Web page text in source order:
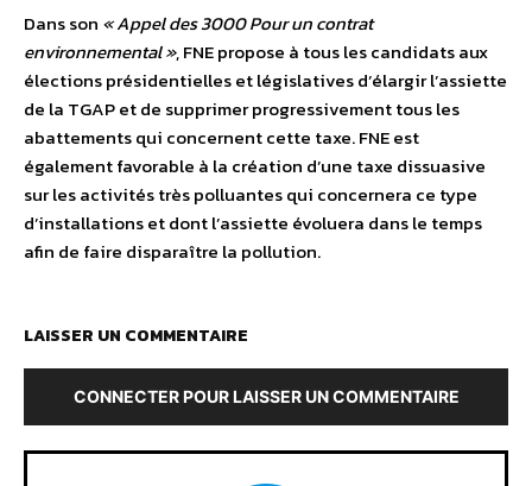
Dans son « Appel des 3000 Pour un contrat
environnemental », FNE propose à tous les candidats aux
élections présidentielles et législatives d’élargir l’assiette
de la TGAP et de supprimer progressivement tous les
abattements qui concernent cette taxe. FNE est
également favorable à la création d’une taxe dissuasive
sur les activités très polluantes qui concernera ce type
d’installations et dont l’assiette évoluera dans le temps
afin de faire disparaître la pollution.
LAISSER UN COMMENTAIRE
CONNECTER POUR LAISSER UN COMMENTAIRE